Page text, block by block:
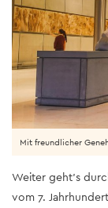
Weiter geht’s
vom 7.
Mit freundlicher